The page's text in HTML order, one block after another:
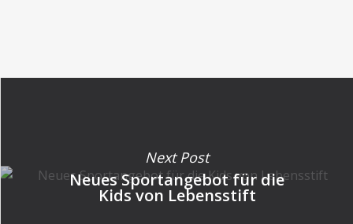
Next Post
Neues Sportangebot für die
Kids von Lebensstift